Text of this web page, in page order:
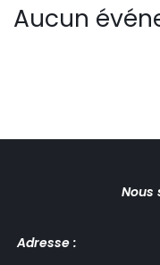
Aucun
Nous
Adresse :